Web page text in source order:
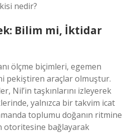
nedir?
Bilim mi, İktidar
ölçme biçimleri, egemen
pekiştiren araçlar olmuştur.
Nil’in taşkınlarını izleyerek
yalnızca bir takvim icat
toplumu doğanın ritmine
otoritesine bağlayarak